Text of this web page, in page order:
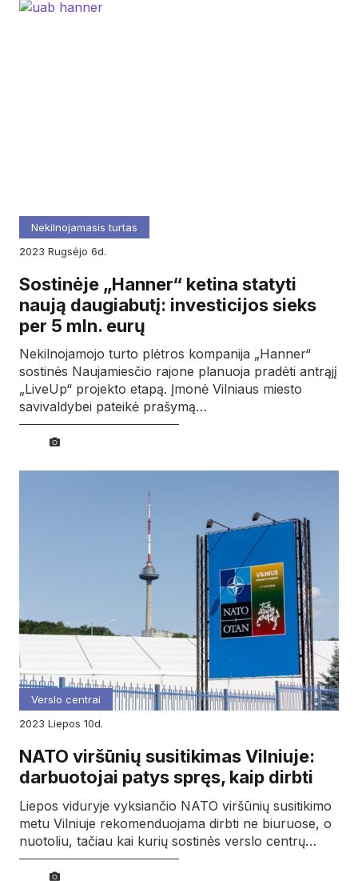
Nekilnojamasis turtas
2023
rugsėjo 6d.
Sostinėje „Hanner“ ketina statyti
naują daugiabutį: investicijos sieks
per 5 mln. eurų
Nekilnojamojo turto plėtros kompanija „Hanner“
sostinės Naujamiesčio rajone planuoja pradėti antrąjį
„LiveUp“ projekto etapą. Įmonė Vilniaus miesto
savivaldybei pateikė prašymą…
Verslo centrai
2023
liepos 10d.
NATO viršūnių susitikimas Vilniuje:
darbuotojai patys spręs, kaip dirbti
Liepos viduryje vyksiančio NATO viršūnių susitikimo
metu Vilniuje rekomenduojama dirbti ne biuruose, o
nuotoliu, tačiau kai kurių sostinės verslo centrų…